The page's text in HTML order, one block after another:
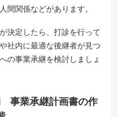
間関係などがあります。
決定したら、打診を行って
社内に最適な後継者が見つ
の事業承継を検討しましょ
事業承継計画書の作